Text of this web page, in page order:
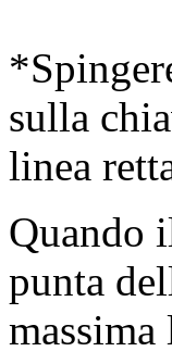
sulla
linea
Quando
punta